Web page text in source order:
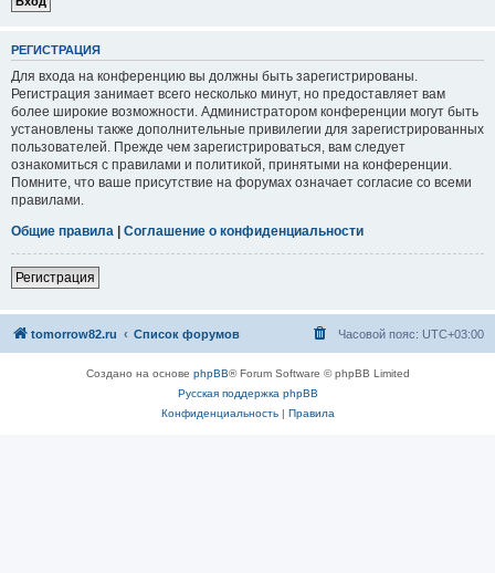
РЕГИСТРАЦИЯ
Для входа на конференцию вы должны быть зарегистрированы.
Регистрация занимает всего несколько минут, но предоставляет вам
более широкие возможности. Администратором конференции могут быть
установлены также дополнительные привилегии для зарегистрированных
пользователей. Прежде чем зарегистрироваться, вам следует
ознакомиться с правилами и политикой, принятыми на конференции.
Помните, что ваше присутствие на форумах означает согласие со всеми
правилами.
Общие правила | Соглашение о конфиденциальности
Регистрация
tomorrow82.ru Список форумов Часовой пояс: UTC+03:00
Создано на основе phpBB® Forum Software © phpBB Limited
Русская поддержка phpBB
Конфиденциальность| Правила